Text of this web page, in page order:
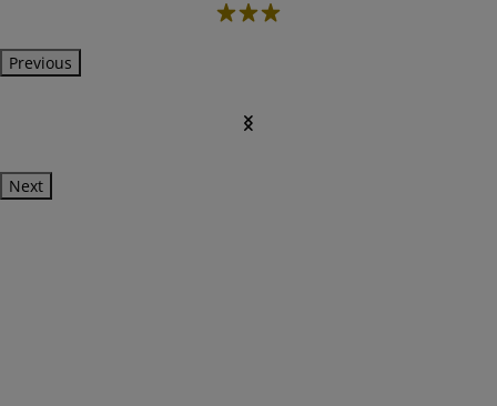
3
Previous
Next